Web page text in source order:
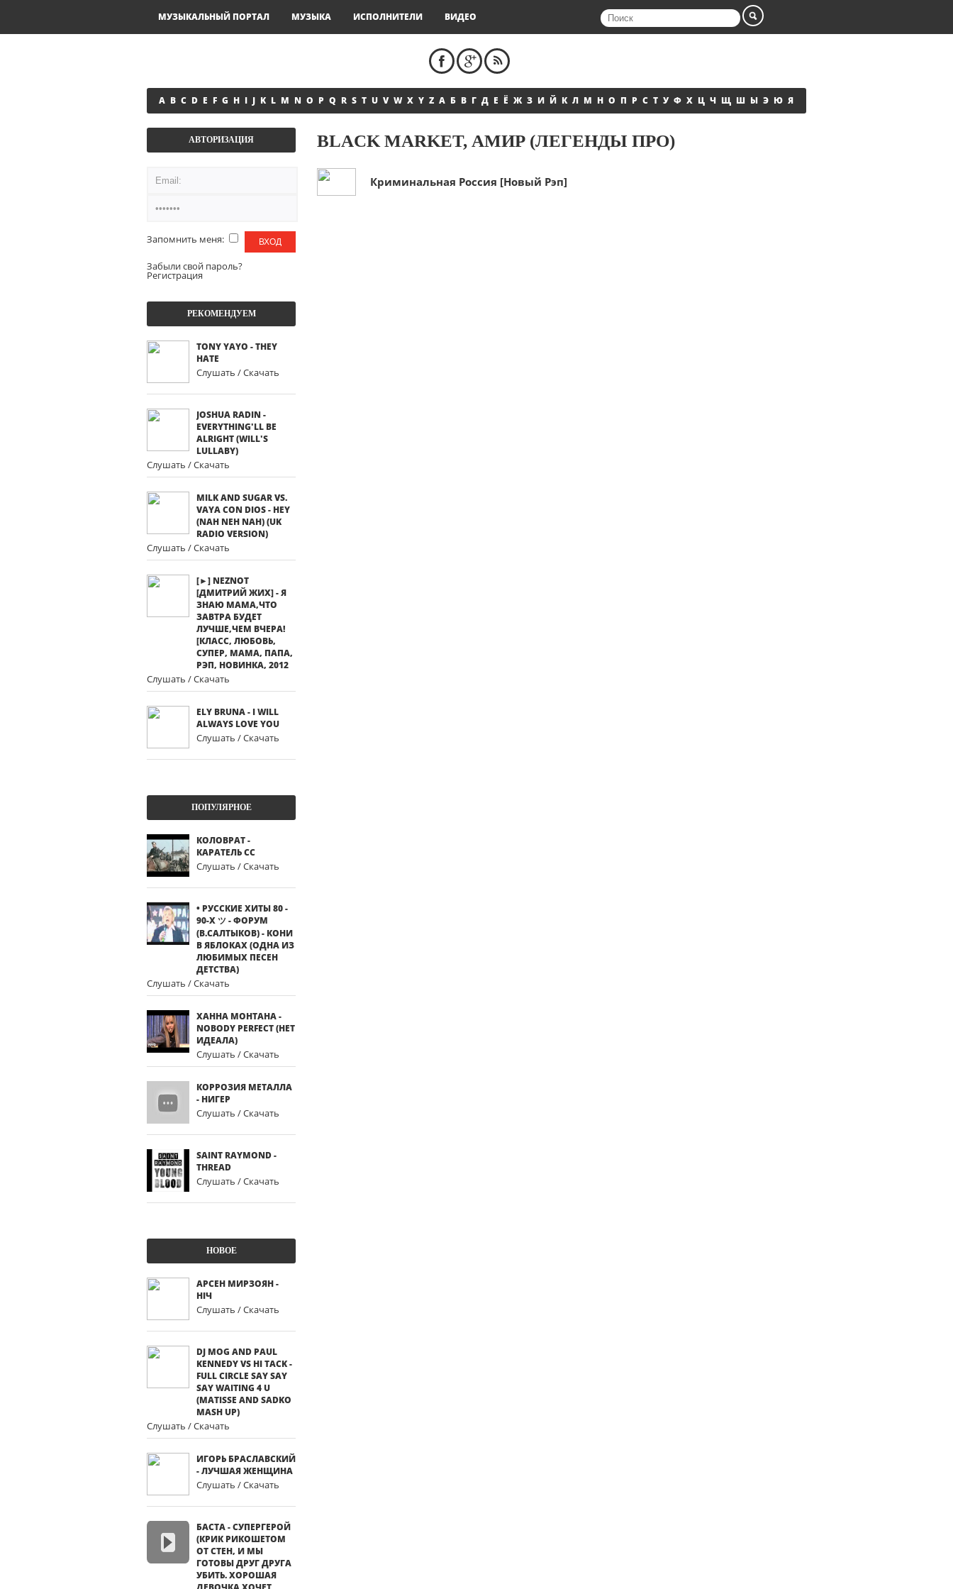
МУЗЫКАЛЬНЫЙ ПОРТАЛ МУЗЫКА ИСПОЛНИТЕЛИ ВИДЕО
A B C D E F G H I J K L M N O P Q R S T U V W X Y Z А Б В Г Д Е Ё Ж З И Й К Л М Н О П Р С Т У Ф Х Ц Ч Щ Ш Ы Э Ю Я
АВТОРИЗАЦИЯ
Запомнить меня:
Забыли свой пароль?
Регистрация
РЕКОМЕНДУЕМ
TONY YAYO - THEY
HATE
Слушать / Скачать
JOSHUA RADIN -
EVERYTHING'LL BE
ALRIGHT (WILL'S
LULLABY)
Слушать / Скачать
MILK AND SUGAR VS.
VAYA CON DIOS - HEY
(NAH NEH NAH) (UK
RADIO VERSION)
Слушать / Скачать
[►] NEZNOT
[ДМИТРИЙ ЖИХ] - Я
ЗНАЮ МАМА,ЧТО
ЗАВТРА БУДЕТ
ЛУЧШЕ,ЧЕМ ВЧЕРА!
[КЛАСС, ЛЮБОВЬ,
СУПЕР, МАМА, ПАПА,
РЭП, НОВИНКА, 2012
Слушать / Скачать
ELY BRUNA - I WILL
ALWAYS LOVE YOU
Слушать / Скачать
ПОПУЛЯРНОЕ
КОЛОВРАТ -
КАРАТЕЛЬ СС
Слушать / Скачать
• РУССКИЕ ХИТЫ 80 -
90-Х ツ - ФОРУМ
(В.САЛТЫКОВ) - КОНИ
В ЯБЛОКАХ (ОДНА ИЗ
ЛЮБИМЫХ ПЕСЕН
ДЕТСТВА)
Слушать / Скачать
ХАННА МОНТАНА -
NOBODY PERFECT (НЕТ
ИДЕАЛА)
Слушать / Скачать
КОРРОЗИЯ МЕТАЛЛА
- НИГЕР
Слушать / Скачать
SAINT RAYMOND -
THREAD
Слушать / Скачать
НОВОЕ
АРСЕН МИРЗОЯН -
НІЧ
Слушать / Скачать
DJ MOG AND PAUL
KENNEDY VS HI TACK -
FULL CIRCLE SAY SAY
SAY WAITING 4 U
(MATISSE AND SADKO
MASH UP)
Слушать / Скачать
ИГОРЬ БРАСЛАВСКИЙ
- ЛУЧШАЯ ЖЕНЩИНА
Слушать / Скачать
БАСТА - СУПЕРГЕРОЙ
(КРИК РИКОШЕТОМ
ОТ СТЕН, И МЫ
ГОТОВЫ ДРУГ ДРУГА
УБИТЬ. ХОРОШАЯ
BLACK MARKET, АМИР (ЛЕГЕНДЫ ПРО)
Криминальная Россия [Новый Рэп]